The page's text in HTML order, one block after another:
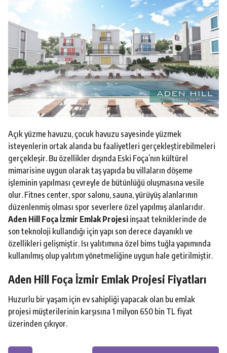
Açık yüzme havuzu, çocuk havuzu sayesinde yüzmek
isteyenlerin ortak alanda bu faaliyetleri gerçekleştirebilmeleri
gerçekleşir. Bu özellikler dışında Eski Foça’nın kültürel
mimarisine uygun olarak taş yapıda bu villaların döşeme
işleminin yapılması çevreyle de bütünlüğü oluşmasına vesile
olur. Fitnes center, spor salonu, sauna, yürüyüş alanlarının
düzenlenmiş olması spor severlere özel yapılmış alanlarıdır.
Aden Hill Foça İzmir Emlak Projesi inşaat tekniklerinde de
son teknoloji kullandığı için yapı son derece dayanıklı ve
özellikleri gelişmiştir. Isı yalıtımına özel bims tuğla yapımında
kullanılmış olup yalıtım yönetmeliğine uygun hale getirilmiştir.
Aden Hill Foça İzmir Emlak Projesi Fiyatları
Huzurlu bir yaşam için ev sahipliği yapacak olan bu emlak
projesi müşterilerinin karşısına 1 milyon 650 bin TL fiyat
üzerinden çıkıyor.